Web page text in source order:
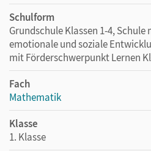
Wir empfehlen die Nutzung
unserer Lehr- und
Schulform
Grundschule Klassen 1-4,
emotionale und soziale
mit Förderschwerpunkt Lernen
Fach
Mathematik
Klasse
1. Klasse